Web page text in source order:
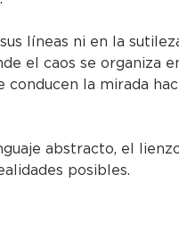
líneas ni en la
el caos se organiza
la mirada
abstracto, el
posibles.